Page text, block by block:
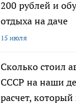
200 рублей и
отдыха на даче
15 июля
Сколько стоил
СССР на наши
расчет, который